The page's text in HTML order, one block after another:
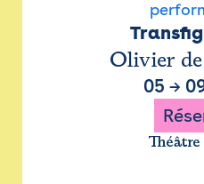
Olivier
05 →
Théâtre